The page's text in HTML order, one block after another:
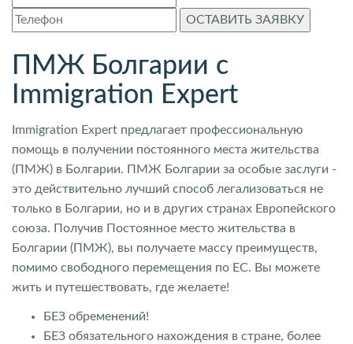
ОСТАВИТЬ ЗАЯВКУ
ПМЖ Болгарии с
Immigration Expert
Immigration Expert предлагает профессиональную
помощь в получении постоянного места жительства
(ПМЖ) в Болгарии. ПМЖ Болгарии за особые заслуги -
это действительно лучший способ легализоваться не
только в Болгарии, но и в других странах Европейского
союза. Получив Постоянное место жительства в
Болгарии (ПМЖ), вы получаете массу преимуществ,
помимо свободного перемещения по ЕС. Вы можете
жить и путешествовать, где желаете!
БЕЗ обременений!
БЕЗ обязательного нахождения в стране, более